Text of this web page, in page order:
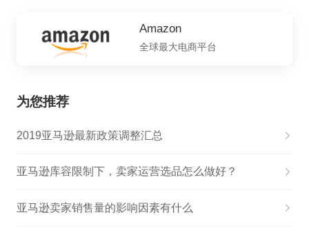
Amazon
全球最大电商平台
为您推荐
2019亚马逊最新政策调整汇总
亚马逊库容限制下，卖家运营选品怎么做好？
亚马逊卖家销售量的影响因素有什么